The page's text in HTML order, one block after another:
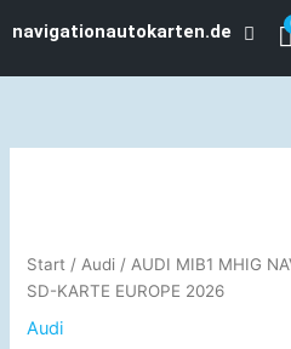
Inhalt
springen
navigationautokarten.de
Start / Audi / AUDI MIB1 MHIG
SD-KARTE EUROPE 2026
Audi
bis
KARTENUPDATE
SD-
EUROPE